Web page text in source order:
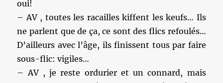
oui!
– AV , toutes les racailles kiffent les keufs… Ils
ne parlent que de ça, ce sont des flics refoulés…
D’ailleurs avec l’âge, ils finissent tous par faire
sous-flic: vigiles…
– AV , je reste ordurier et un connard, mais